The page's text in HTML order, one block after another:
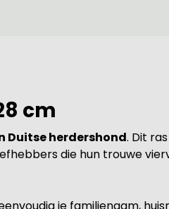
cm
Duitse herdershond. Dit
die hun trouwe